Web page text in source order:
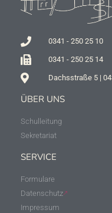
0341 - 250 25 10
0341 - 250 25 14
Dachsstraße 5 |
ÜBER UNS
Schulleitung
Sekretariat
SERVICE
Formulare
Datenschutz
Impressum